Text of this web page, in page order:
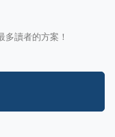
讀者的方案！